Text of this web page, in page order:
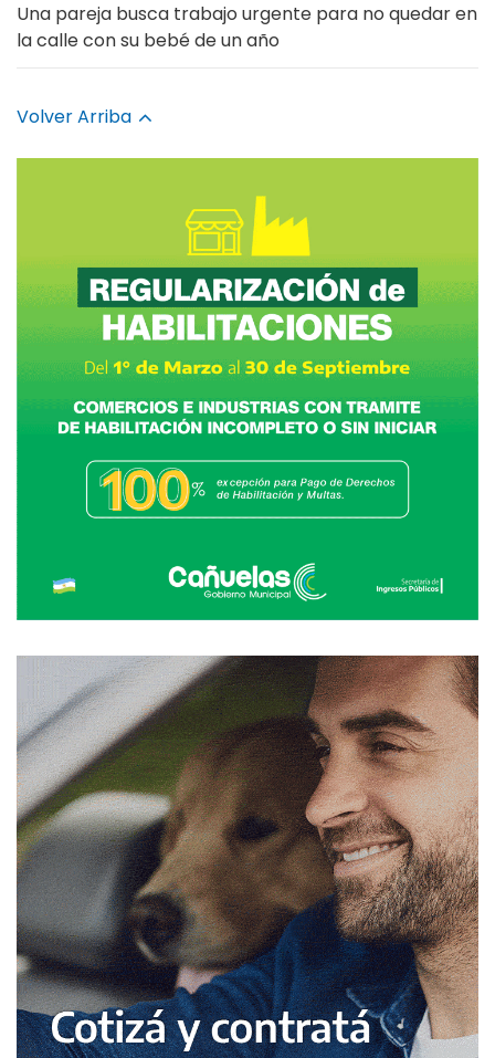
Una pareja busca trabajo urgente para no quedar en
la calle con su bebé de un año
Volver Arriba